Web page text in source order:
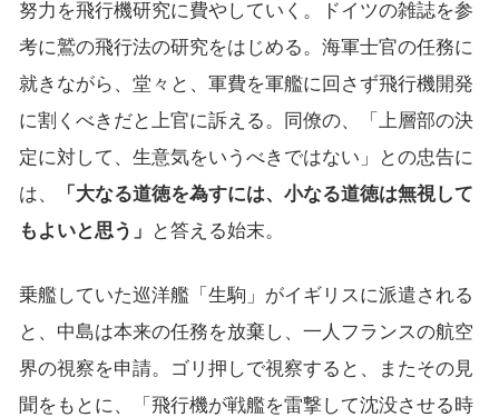
努力を飛行機研究に費やしていく。ドイツの雑誌を参
考に鷲の飛行法の研究をはじめる。海軍士官の任務に
就きながら、堂々と、軍費を軍艦に回さず飛行機開発
に割くべきだと上官に訴える。同僚の、「上層部の決
定に対して、生意気をいうべきではない」との忠告に
は、
「大なる道徳を為すには、小なる道徳は無視して
もよいと思う」
と答える始末。
乗艦していた巡洋艦「生駒」がイギリスに派遣される
と、中島は本来の任務を放棄し、一人フランスの航空
界の視察を申請。ゴリ押しで視察すると、またその見
聞をもとに、「飛行機が戦艦を雷撃して沈没させる時